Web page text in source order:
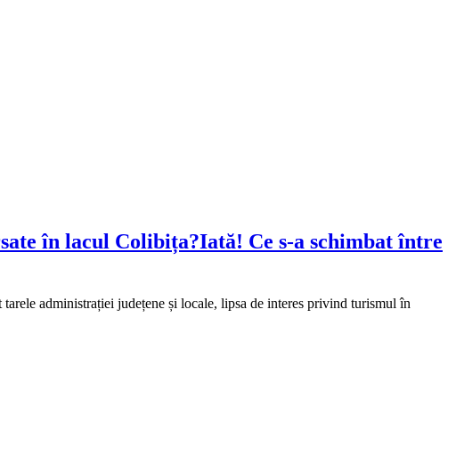
în lacul Colibița?Iată! Ce s-a schimbat între
administrației județene și locale, lipsa de interes privind turismul în